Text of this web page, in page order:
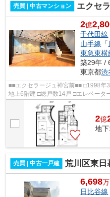
売買 | 中古マンション エクセ
2億
千代田線
山手線 「
東急東横
築29年 /
東京都渋
■■エクセラージュ神宮前■■ □1998年3月竣工 □鉄筋コンクリート造地下1階付
地上6階建 □総戸数14戸 □エレベータ
内駐車場 □敷地内バイク置場 □管理...
2億
地
売買 | 中古一戸建 荒川区東日
6,698
日比谷線